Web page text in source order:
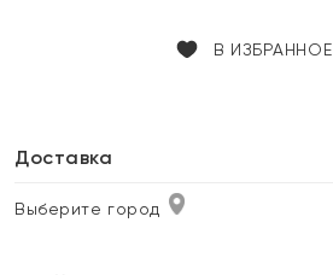
В ИЗБРАННОЕ
Доставка
Выберите город